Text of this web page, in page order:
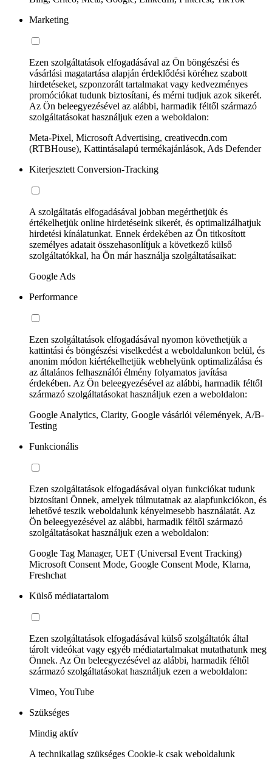
Marketing
Ezen szolgáltatások elfogadásával az Ön böngészési és
vásárlási magatartása alapján érdeklődési köréhez szabott
hirdetéseket, szponzorált tartalmakat vagy kedvezményes
promóciókat tudunk biztosítani, és mérni tudjuk azok sikerét.
Az Ön beleegyezésével az alábbi, harmadik féltől származó
szolgáltatásokat használjuk ezen a weboldalon:
Meta-Pixel, Microsoft Advertising, creativecdn.com
(RTBHouse), Kattintásalapú termékajánlások, Ads Defender
Kiterjesztett Conversion-Tracking
A szolgáltatás elfogadásával jobban megérthetjük és
értékelhetjük online hirdetéseink sikerét, és optimalizálhatjuk
hirdetési kínálatunkat. Ennek érdekében az Ön titkosított
személyes adatait összehasonlítjuk a következő külső
szolgáltatókkal, ha Ön már használja szolgáltatásaikat:
Google Ads
Performance
Ezen szolgáltatások elfogadásával nyomon követhetjük a
kattintási és böngészési viselkedést a weboldalunkon belül, és
anonim módon kiértékelhetjük webhelyünk optimalizálása és
az általános felhasználói élmény folyamatos javítása
érdekében. Az Ön beleegyezésével az alábbi, harmadik féltől
származó szolgáltatásokat használjuk ezen a weboldalon:
Google Analytics, Clarity, Google vásárlói vélemények, A/B-
Testing
Funkcionális
Ezen szolgáltatások elfogadásával olyan funkciókat tudunk
biztosítani Önnek, amelyek túlmutatnak az alapfunkciókon, és
lehetővé teszik weboldalunk kényelmesebb használatát. Az
Ön beleegyezésével az alábbi, harmadik féltől származó
szolgáltatásokat használjuk ezen a weboldalon:
Google Tag Manager, UET (Universal Event Tracking)
Microsoft Consent Mode, Google Consent Mode, Klarna,
Freshchat
Külső médiatartalom
Ezen szolgáltatások elfogadásával külső szolgáltatók által
tárolt videókat vagy egyéb médiatartalmakat mutathatunk meg
Önnek. Az Ön beleegyezésével az alábbi, harmadik féltől
származó szolgáltatásokat használjuk ezen a weboldalon:
Vimeo, YouTube
Szükséges
Mindig aktív
A technikailag szükséges Cookie-k csak weboldalunk